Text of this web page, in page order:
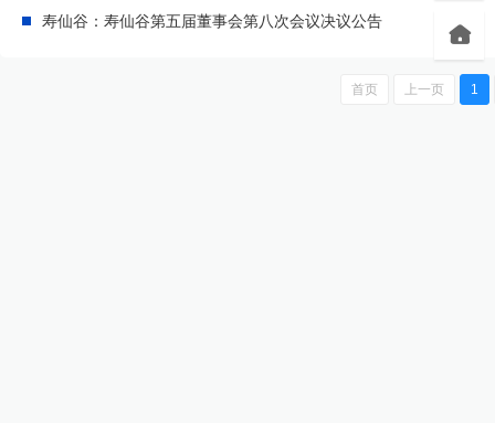
寿仙谷：寿仙谷第五届董事会第八次会议决议公告
首页 上一页 1